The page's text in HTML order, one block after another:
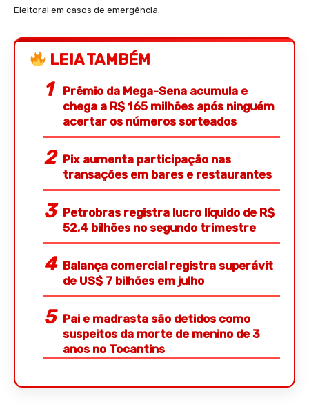
Eleitoral em casos de emergência.
LEIA TAMBÉM
Prêmio da Mega-Sena acumula e
chega a R$ 165 milhões após ninguém
acertar os números sorteados
Pix aumenta participação nas
transações em bares e restaurantes
Petrobras registra lucro líquido de R$
52,4 bilhões no segundo trimestre
Balança comercial registra superávit
de US$ 7 bilhões em julho
Pai e madrasta são detidos como
suspeitos da morte de menino de 3
anos no Tocantins